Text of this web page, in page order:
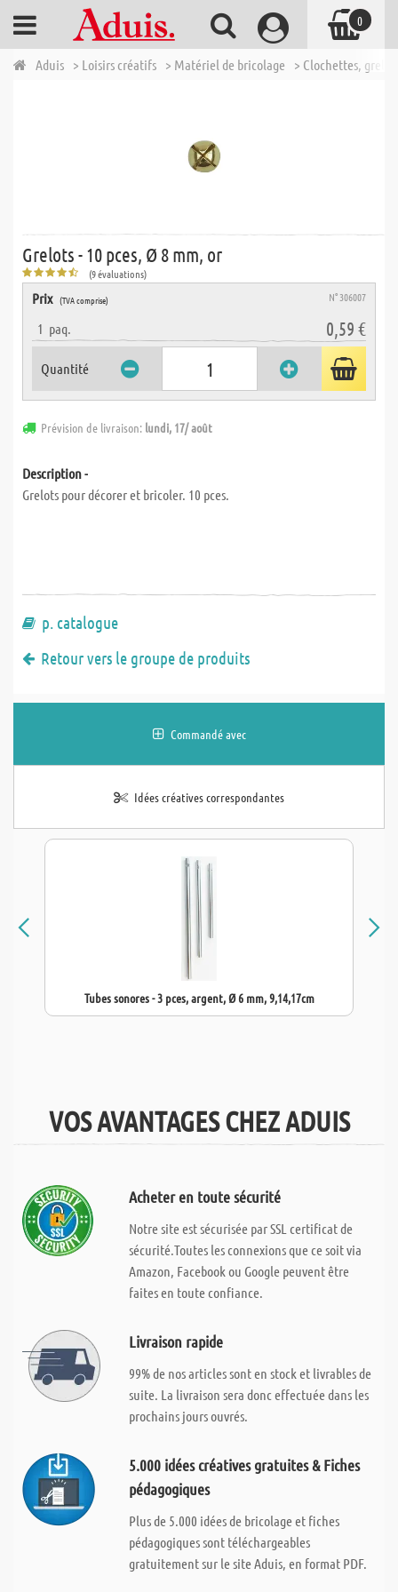
Aduis > Loisirs créatifs > Matériel de bricolage > Clochettes,
Grelots - 10 pces, Ø 8 mm, or
(9 évaluations)
Prix (TVA comprise) N° 306007
1 paq. 0,59 €
Quantité
Prévision de livraison: lundi, 17/ août
Description -
Grelots pour décorer et bricoler. 10 pces.
p. catalogue
Retour vers le groupe de produits
Commandé avec
Idées créatives correspondantes
Tubes sonores - 3 pces, argent, Ø 6 mm, 9,14,17cm
VOS AVANTAGES CHEZ ADUIS
Acheter en toute sécurité
Notre site est sécurisée par SSL certificat de
sécurité.Toutes les connexions que ce soit via
Amazon, Facebook ou Google peuvent être
faites en toute confiance.
Livraison rapide
99% de nos articles sont en stock et livrables de
suite. La livraison sera donc effectuée dans les
prochains jours ouvrés.
5.000 idées créatives gratuites & Fiches
pédagogiques
Plus de 5.000 idées de bricolage et fiches
pédagogiques sont téléchargeables
gratuitement sur le site Aduis, en format PDF.
0